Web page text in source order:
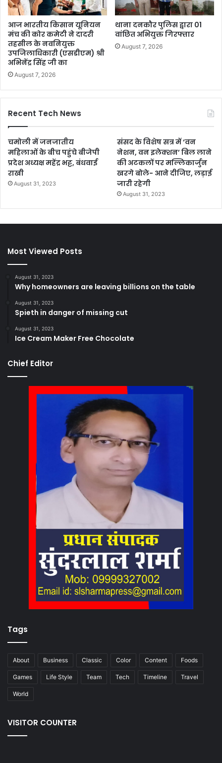
आज भारतीय किसान यूनियन
मंच की कोर कमेटी ने दादरी
तहसील के नवनियुक्त
उपजिलाधिकारी (एसडीएम) श्री
अभिनेंद्र सिंह जी का
August 7, 2026
थाना दनकौर पुलिस द्वारा 01
वांछित अभियुक्त गिरफ्तार
August 7, 2026
Recent Tech News
चमोली में जनजातीय
महिलाओं के बीच पहुंचे बीजेपी
प्रदेश अध्यक्ष महेंद्र भट्ट, बंधवाई
राखी
August 31, 2023
संसद के विशेष सत्र में ‘वन
नेशन, वन इलेक्शन’ बिल लाने
की अटकलों पर मल्लिकार्जुन
खरगे बोले- आने दीजिए, लड़ाई
जारी रहेगी
August 31, 2023
Most Viewed Posts
August 31, 2023
Why homeowners are leaving billions on the table
August 31, 2023
Spieth in danger of missing cut
August 31, 2023
Ice Cream Maker Free Chocolate
Chief Editor
Tags
About Business Classic Color Content Foods
Games Life Style Team Tech Timeline Travel
World
VISITOR COUNTER